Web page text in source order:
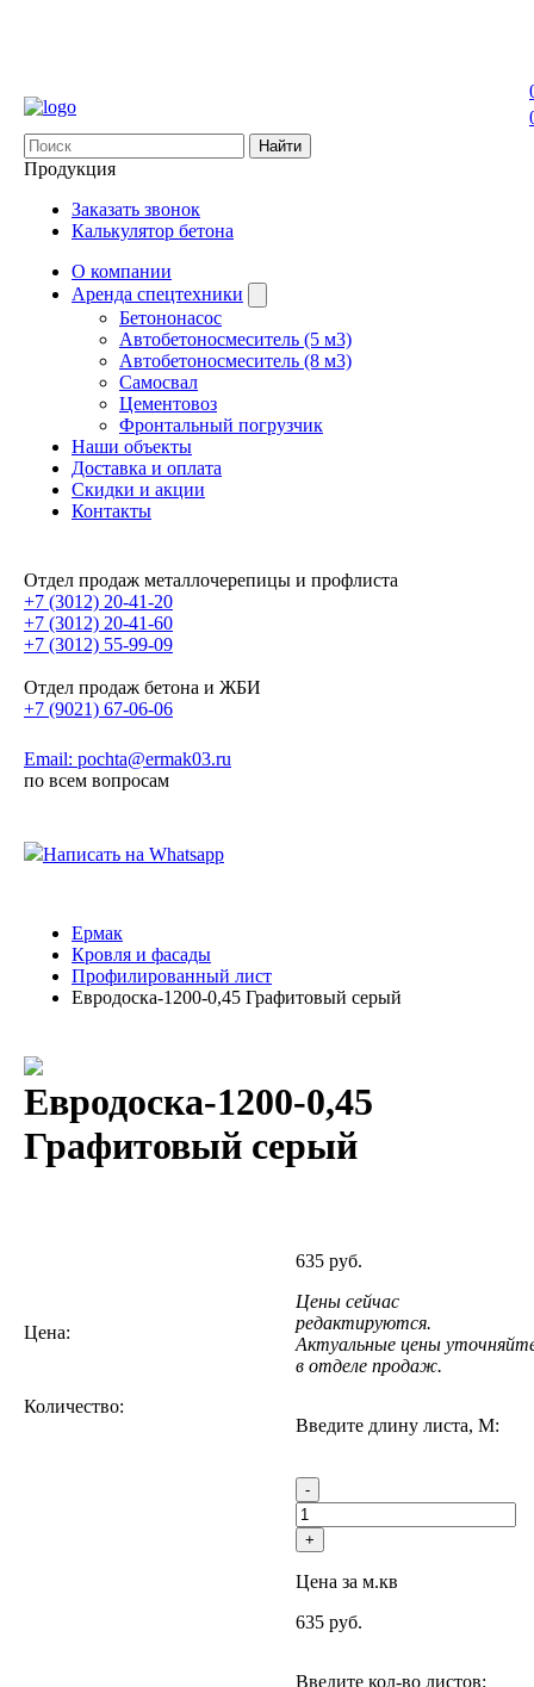
Найти
Продукция
Заказать звонок
Калькулятор бетона
О компании
Аренда спецтехники
Бетононасос
Автобетоносмеситель (5 м3)
Автобетоносмеситель (8 м3)
Самосвал
Цементовоз
Фронтальный погрузчик
Наши объекты
Доставка и оплата
Скидки и акции
Контакты
Отдел продаж металлочерепицы и профлиста
+7 (3012) 20-41-20
+7 (3012) 20-41-60
+7 (3012) 55-99-09
Отдел продаж бетона и ЖБИ
+7 (9021) 67-06-06
Email: pochta@ermak03.ru
по всем вопросам
Написать на Whatsapp
Ермак
Кровля и фасады
Профилированный лист
Евродоска-1200-0,45 Графитовый серый
Евродоска-1200-0,45
Графитовый серый
Цена:
635 руб.
Цены сейчас
редактируются.
Актуальные цены
в отделе продаж.
Количество:
Введите длину листа, М:
-
+
Цена за м.кв
635 руб.
Введите кол-во листов: